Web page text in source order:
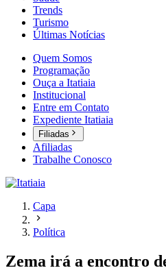
Trends
Turismo
Últimas Notícias
Quem Somos
Programação
Ouça a Itatiaia
Institucional
Entre em Contato
Expediente Itatiaia
Filiadas
Afiliadas
Trabalhe Conosco
Capa
Política
Zema irá a encontro